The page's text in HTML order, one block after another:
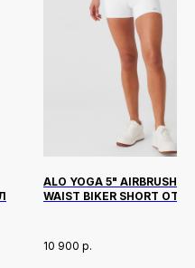
ALO YOGA 5" AIRBRUSH
WAIST BIKER SHORT
10 900 р.